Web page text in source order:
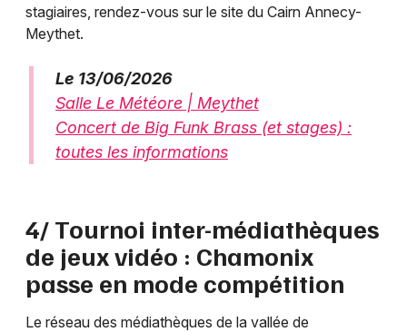
stagiaires, rendez-vous sur le site du Cairn Annecy-
Meythet.
Le 13/06/2026
Salle Le Météore | Meythet
Concert de Big Funk Brass (et stages) :
toutes les informations
4/ Tournoi inter-médiathèques
de jeux vidéo : Chamonix
passe en mode compétition
Le réseau des médiathèques de la vallée de